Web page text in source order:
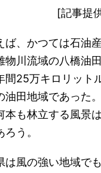
[記事提
、かつては石油
物川流域の八橋油
間25万キロリット
油田地域であった
本も林立する風景
う。
風の強い地域で